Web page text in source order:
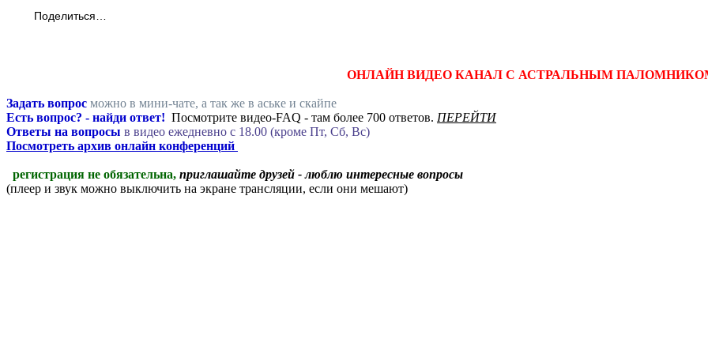
Поделиться…
ОНЛАЙН ВИДЕО КАНАЛ С АСТРАЛЬНЫМ
Задать вопрос можно в мини-чате, а так же в аське и скайпе
Есть вопрос? - найди ответ! Посмотрите видео-FAQ - там более 700 ответов. ПЕРЕЙТИ
Ответы на вопросы в видео ежедневно c 18.00 (кроме Пт, Сб, Вс)
Посмотреть архив онлайн конференций
регистрация не обязательна, приглашайте друзей - люблю интересные вопросы
(плеер и звук можно выключить на экране трансляции, если они мешают)